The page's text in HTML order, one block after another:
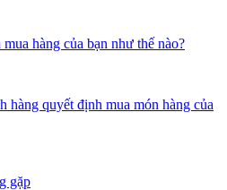
hàng của bạn như thế nào?
hàng quyết định mua món hàng của
gặp